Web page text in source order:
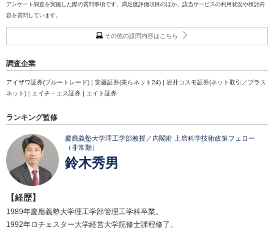
アンケート調査を実施した際の質問事項です。満足度評価項目のほか、該当サービスの利用状況や検討内
容を質問しています。
その他の設問内容はこちら
調査企業
アイザワ証券(ブルートレード) | 安藤証券(美らネット24) | 岩井コスモ証券(ネット取引／プラス
ネット) | エイチ・エス証券 | エイト証券
ランキング監修
慶應義塾大学理工学部教授／内閣府 上席科学技術政策フェロー
（非常勤）
鈴木秀男
【経歴】
1989年慶應義塾大学理工学部管理工学科卒業。
1992年ロチェスター大学経営大学院修士課程修了。